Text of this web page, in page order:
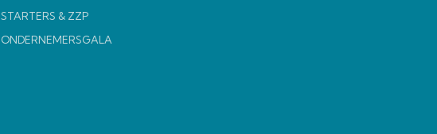
STARTERS & ZZP
ONDERNEMERSGALA